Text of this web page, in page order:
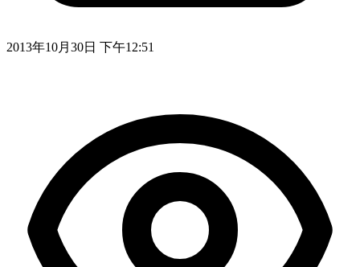
2013年10月30日 下午12:51